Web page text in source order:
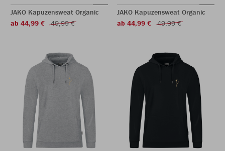
JAKO Kapuzensweat Organic
ab 44,99 €
49,99 €
JAKO Kapuzensweat Organic
ab 44,99 €
49,99 €